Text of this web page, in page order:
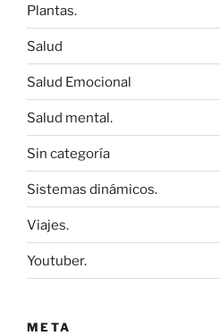
Plantas.
Salud
Salud Emocional
Salud mental.
Sin categoría
Sistemas dinámicos.
Viajes.
Youtuber.
META